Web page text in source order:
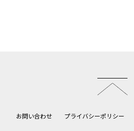
お問い合わせ プライバシーポリシー